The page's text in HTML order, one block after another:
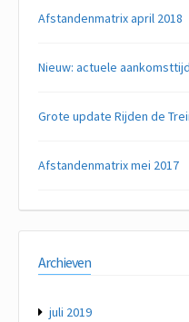
Afstandenmatrix april 2018
Nieuw: actuele
Grote update Rijden de
Afstandenmatrix mei 2017
Archieven
juli 2019